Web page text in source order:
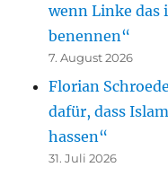
wenn Linke
benennen“
7. August 2026
Florian
dafür, dass
hassen“
31. Juli 2026